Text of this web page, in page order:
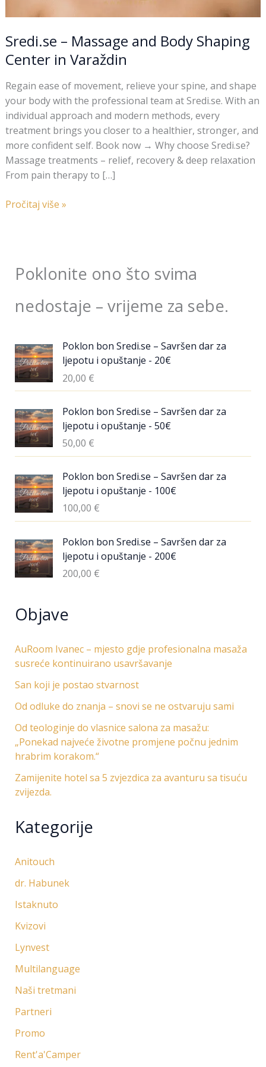
Sredi.se – Massage and Body Shaping
Center in Varaždin
Regain ease of movement, relieve your spine, and shape
your body with the professional team at Sredi.se. With an
individual approach and modern methods, every
treatment brings you closer to a healthier, stronger, and
more confident self. Book now → Why choose Sredi.se?
Massage treatments – relief, recovery & deep relaxation
From pain therapy to […]
Pročitaj više »
Poklonite ono što svima
nedostaje – vrijeme za sebe.
Poklon bon Sredi.se – Savršen dar za
ljepotu i opuštanje - 20€
20,00 €
Poklon bon Sredi.se – Savršen dar za
ljepotu i opuštanje - 50€
50,00 €
Poklon bon Sredi.se – Savršen dar za
ljepotu i opuštanje - 100€
100,00 €
Poklon bon Sredi.se – Savršen dar za
ljepotu i opuštanje - 200€
200,00 €
Objave
AuRoom Ivanec – mjesto gdje profesionalna masaža
susreće kontinuirano usavršavanje
San koji je postao stvarnost
Od odluke do znanja – snovi se ne ostvaruju sami
Od teologinje do vlasnice salona za masažu:
„Ponekad najveće životne promjene počnu jednim
hrabrim korakom.“
Zamijenite hotel sa 5 zvjezdica za avanturu sa tisuću
zvijezda.
Kategorije
Anitouch
dr. Habunek
Istaknuto
Kvizovi
Lynvest
Multilanguage
Naši tretmani
Partneri
Promo
Rent'a'Camper